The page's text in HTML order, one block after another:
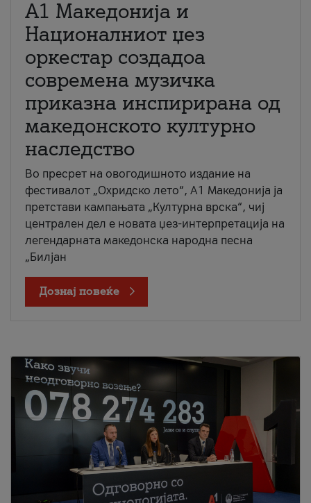
А1 Македонија и
Националниот џез
оркестар создадоа
современа музичка
приказна инспирирана од
македонското културно
наследство
Во пресрет на овогодишното издание на
фестивалот „Охридско лето“, А1 Македонија ја
претстави кампањата „Културна врска“, чиј
централен дел е новата џез-интерпретација на
легендарната македонска народна песна
„Билјан
Дознај повеќе